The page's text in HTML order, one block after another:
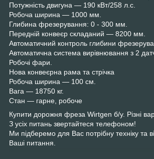
Потужність двигуна — 190 кВт/258 л.с.
Робоча ширина — 1000 мм.
Глибина фрезерування: 0 - 300 мм.
Передній конвеєр складаний — 8200 мм.
Автоматичний контроль глибини
Автоматична система вирівнювання з 2
Робочі фари.
Нова конвеєрна рама та стрічка
Робоча ширина — 100 см.
Вага — 18750 кг.
Стан — гарне, робоче
Купити дорожня фреза Wirtgen б/у. Різні
З усіх питань звертайтеся телефоном!
Ми підберемо для Вас потрібну техніку та
Ваші питання.